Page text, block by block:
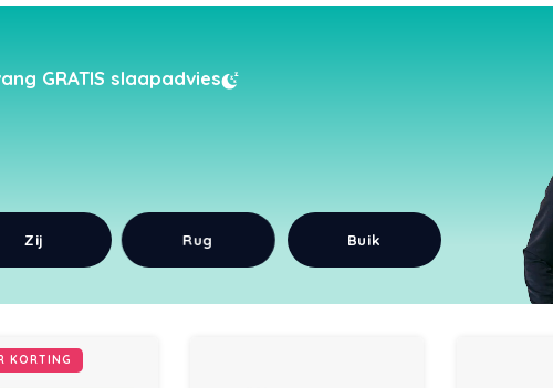
GRATIS slaapadvies
Zij Rug Buik
KORTING